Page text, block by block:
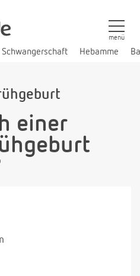
Schwangerschaft Hebamme
menü
einer